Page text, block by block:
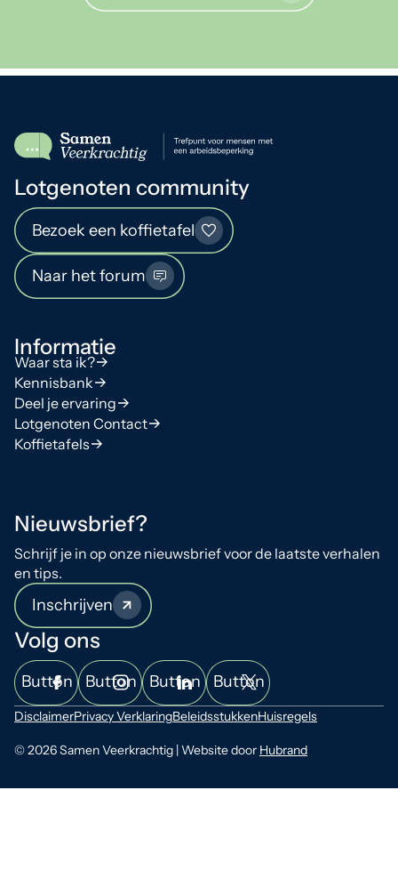
Lotgenoten community
Bezoek een koffietafel
Naar het forum
Informatie
Waar sta ik?
Kennisbank
Deel je ervaring
Lotgenoten Contact
Koffietafels
Nieuwsbrief?
Schrijf je in op onze nieuwsbrief voor de laatste verhalen
en tips.
Inschrijven
Volg ons
Button Button Button Button
© 2026 Samen Veerkrachtig | Website door Hubrand
DisclaimerPrivacy VerklaringBeleidsstukkenHuisregels